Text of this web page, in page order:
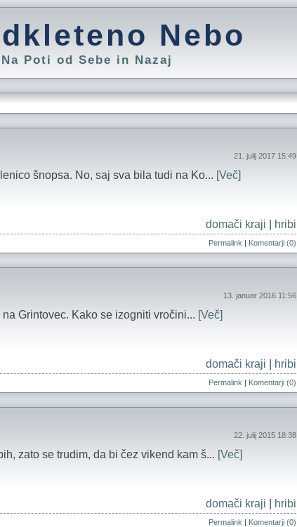
Nebo
Na Poti od Sebe in Nazaj
21. julij 2017 15:49
šnopsa. No, saj sva bila tudi na Ko... [Več]
domači kraji hribi
Permalink | Komentarji (0)
13. januar 2016 11:56
Grintovec. Kako se izogniti vročini... [Več]
domači kraji hribi
Permalink | Komentarji (0)
22. julij 2015 18:38
zato se trudim, da bi čez vikend kam š... [Več]
domači kraji hribi
Permalink | Komentarji (0)